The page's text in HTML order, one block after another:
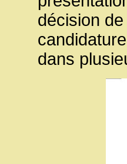
décision
dans